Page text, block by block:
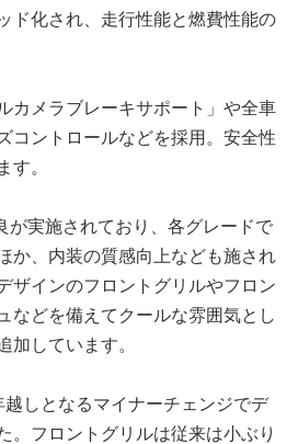
ド化され、走行性能と燃費性能の
カメラブレーキサポート」や全車
コントロールなどを採用。安全性
す。
が実施されており、各グレードで
か、内装の質感向上なども施され
ザインのフロントグリルやフロン
などを備えてクールな雰囲気とし
加しています。
しとなるマイナーチェンジでデ
。フロントグリルは従来は小ぶり